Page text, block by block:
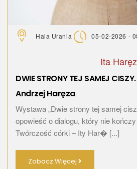
Hala Urania 05-02-2026 -
Ita
DWIE STRONY TEJ SAMEJ
Andrzej Haręza
Wystawa „Dwie strony tej samej
opowieść o dialogu, który nie
Twórczość córki – Ity Har� [...]
Zobacz Więcej